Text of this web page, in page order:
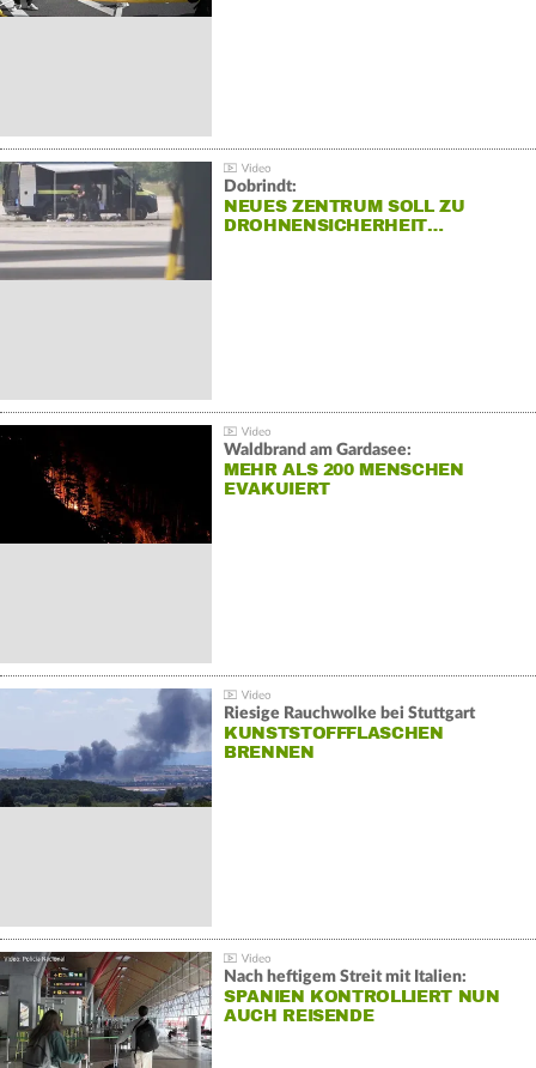
Dobrindt:
NEUES ZENTRUM SOLL ZU
DROHNENSICHERHEIT…
Waldbrand am Gardasee:
MEHR ALS 200 MENSCHEN
EVAKUIERT
Riesige Rauchwolke bei Stuttgart
KUNSTSTOFFFLASCHEN
BRENNEN
Nach heftigem Streit mit Italien:
SPANIEN KONTROLLIERT NUN
AUCH REISENDE